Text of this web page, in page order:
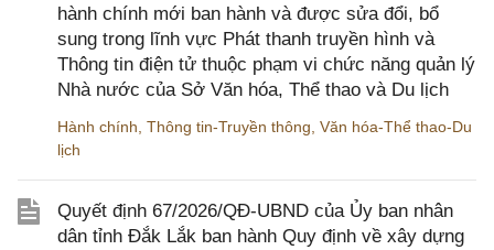
hành chính mới ban hành và được sửa đổi, bổ
sung trong lĩnh vực Phát thanh truyền hình và
Thông tin điện tử thuộc phạm vi chức năng quản lý
Nhà nước của Sở Văn hóa, Thể thao và Du lịch
Hành chính Thông tin-Truyền thông Văn hóa-Thể thao-Du
lịch
Quyết định 67/2026/QĐ-UBND của Ủy ban nhân
dân tỉnh Đắk Lắk ban hành Quy định về xây dựng